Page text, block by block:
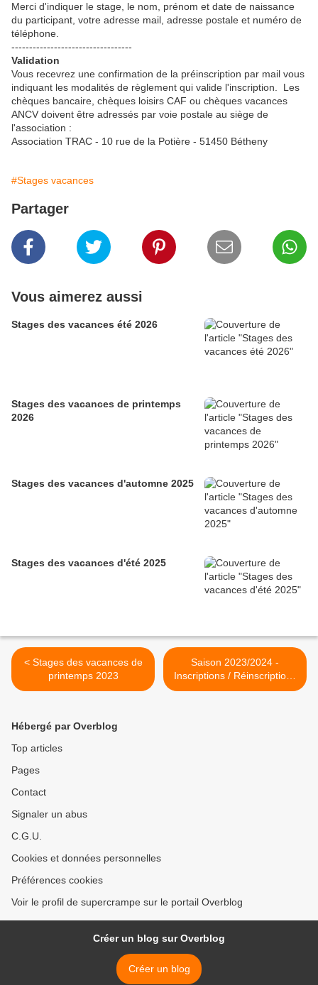
Merci d'indiquer le stage, le nom, prénom et date de naissance
du participant, votre adresse mail, adresse postale et numéro de
téléphone.
----------------------------------
Validation
Vous recevrez une confirmation de la préinscription par mail vous
indiquant les modalités de règlement qui valide l'inscription. Les
chèques bancaire, chèques loisirs CAF ou chèques vacances
ANCV doivent être adressés par voie postale au siège de
l'association :
Association TRAC - 10 rue de la Potière - 51450 Bétheny
#Stages vacances
Partager
Vous aimerez aussi
Stages des vacances été 2026
Stages des vacances de printemps
2026
Stages des vacances d'automne 2025
Stages des vacances d'été 2025
< Stages des vacances de
printemps 2023
Saison 2023/2024 -
Inscriptions / Réinscriptions
>
Hébergé par Overblog
Top articles
Pages
Contact
Signaler un abus
C.G.U.
Cookies et données personnelles
Préférences cookies
Voir le profil de supercrampe sur le portail Overblog
Créer un blog sur Overblog
Créer un blog